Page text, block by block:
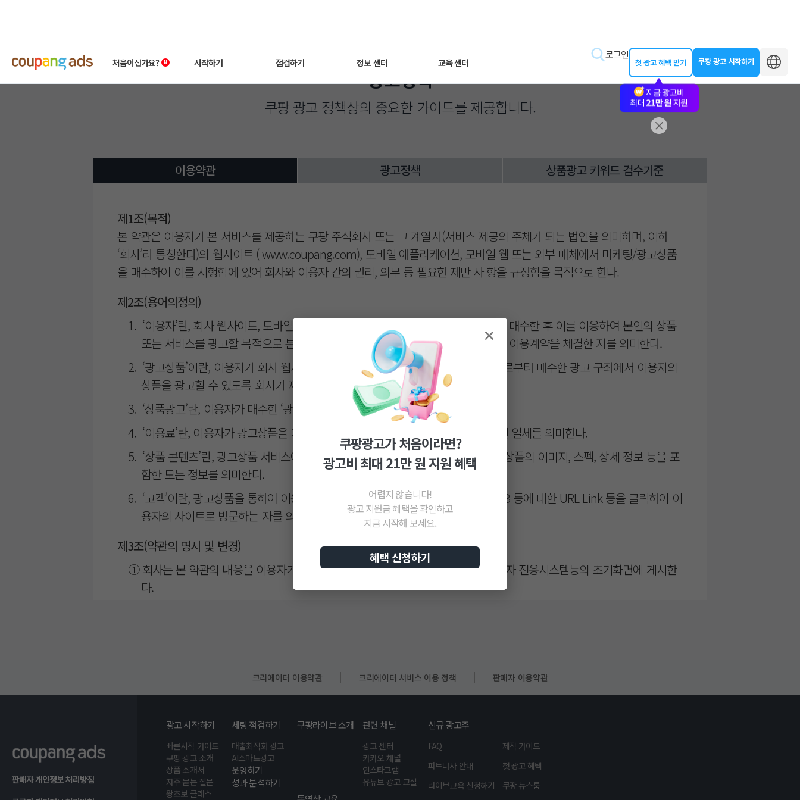
처음이신가요?
성공사례
시작하기
첫 광고 혜택
점검하기
세팅 점검하기
정보 센터
광고 노하우
교육 센터
동영상 교육
동영상 교육
로그인
첫 광고 혜택 받기 쿠팡 광고 시작하기
광고정책
쿠팡 광고 정책상의 중요한 가이드를 제공합니다.
이용약관 광고정책 상품광고 키워드 검수기준
제1조(목적)
본 약관은 이용자가 본 서비스를 제공하는 쿠팡 주식회사 또는 그 계열사(서비스 제공의 주체가 되는 법인을 의미하며, 이하
‘회사’라 통칭한다)의 웹사이트 ( www.coupang.com), 모바일 애플리케이션, 모바일 웹 또는 외부 매체에서 마케팅/광고상품
을 매수하여 이를 시행함에 있어 회사와 이용자 간의 권리, 의무 등 필요한 제반 사 항을 규정함을 목적으로 한다.
제2조(용어의정의)
1. ‘이용자’란, 회사 웹사이트, 모바일 애플리케이션, 또는 모바일 웹에서 광고상 품을 매수한 후 이를 이용하여 본인의 상품
또는 서비스를 광고할 목적으로 본 약관을 승인하고 회사와 개별 광고상품 서비스 이용계약을 체결한 자를 의미한다.
2. ‘광고상품’이란, 이용자가 회사 웹사이트, 모바일 애플리케이션, 또는 모바일 웹으로부터 매수한 광고 구좌에서 이용자의
상품을 광고할 수 있도록 회사가 제공하는 서비스 수단 일체를 의미한다.
3. ‘상품광고’란, 이용자가 매수한 ‘광고상품’에 따라 이루어지는 광고를 의미한다.
4. ‘이용료’란, 이용자가 광고상품을 매수하여 이용하는 대가로 회사에 지급하는 금전 일체를 의미한다.
5. ‘상품 콘텐츠’란, 광고상품 서비스에 따라 노출되는 광고에 활용되는 이용자 판매 상품의 이미지, 스펙, 상세 정보 등을 포
함한 모든 정보를 의미한다.
6. ‘고객’이란, 광고상품을 통하여 이용자가 광고하는 쇼핑몰의 텍스트, 배너, 상 품DB 등에 대한 URL Link 등을 클릭하여 이
용자의 사이트로 방문하는 자를 의미한다.
제3조(약관의 명시 및 변경)
① 회사는 본 약관의 내용을 이용자가 쉽게 알 수 있도록 회사의 관련 웹페이지, 이용자 전용시스템등의 초기화면에 게시한
다.
이 이용자에게 불리한 경우에는 그 적용일자 14일 전부터 적용일 이 후 상당한 기간 동안 각각 이를 회사의 관련 웹페이
지, 이용자 전용시스템등 에 공지하거나, 이용자에게 서면 또는 이메일 등으로 통지한다.
제 등에 관한 법률, 공정거래위원회 가 정하는 전자상거래 등에서의 소비자 보호지침 및 관계법령 또는 상관례에 따른다.
제4조(약관의 동의)
크리에이터 이용약관 크리에이터 서비스 이용 정책 판매자 이용약관
판매자 개인정보 처리방침
광고 시작하기
빠른시작 가이드
쿠팡 광고 소개
상품 소개서
자주 묻는 질문
왕초보 클래스
세팅 점검하기
매출최적화 광고
AI스마트광고
운영하기
성과 분석하기
쿠팡라이브 소개 관련 채널
광고 센터
카카오 채널
인스타그램
유튜브 광고 교실
신규 광고주
FAQ
제작 가이드
파트너사 안내
첫 광고 혜택
라이브교육 신청하기
쿠팡 뉴스룸
쿠팡광고가 처음이라면?
광고비 최대 21만 원 지원 혜택
어렵지 않습니다!
광고 지원금 혜택을 확인하고
지금 시작해 보세요.
혜택 신청하기